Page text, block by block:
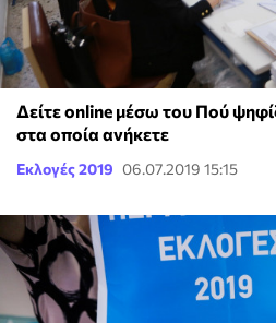
Δείτε online μέσω του Πού
στα οποία ανήκετε
Εκλογές 2019 06.07.2019 15:15